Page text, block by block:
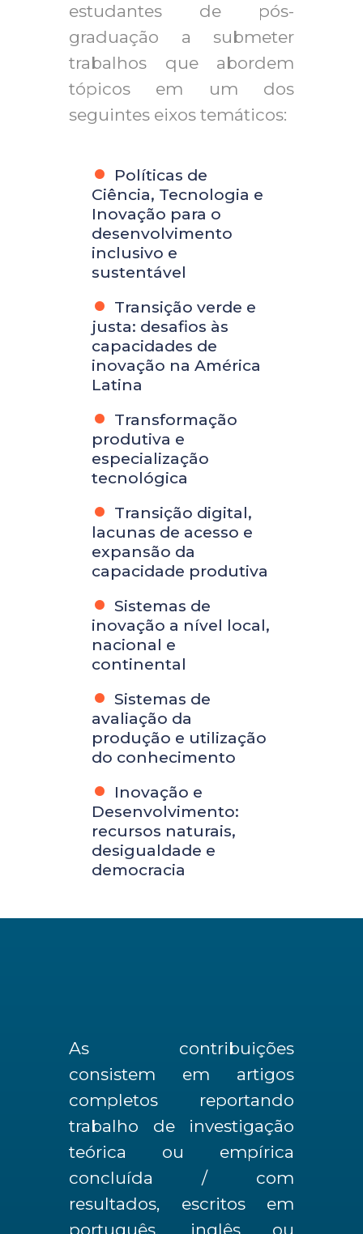
estudantes de pós-
graduação a submeter
trabalhos que abordem
tópicos em um dos
seguintes eixos temáticos:
Políticas de
Ciência, Tecnologia e
Inovação para o
desenvolvimento
inclusivo e
sustentável
Transição verde e
justa: desafios às
capacidades de
inovação na América
Latina
Transformação
produtiva e
especialização
tecnológica
Transição digital,
lacunas de acesso e
expansão da
capacidade produtiva
Sistemas de
inovação a nível local,
nacional e
continental
Sistemas de
avaliação da
produção e utilização
do conhecimento
Inovação e
Desenvolvimento:
recursos naturais,
desigualdade e
democracia
As contribuições
consistem em artigos
completos reportando
trabalho de investigação
teórica ou empírica
concluída / com
resultados, escritos em
português, inglês ou